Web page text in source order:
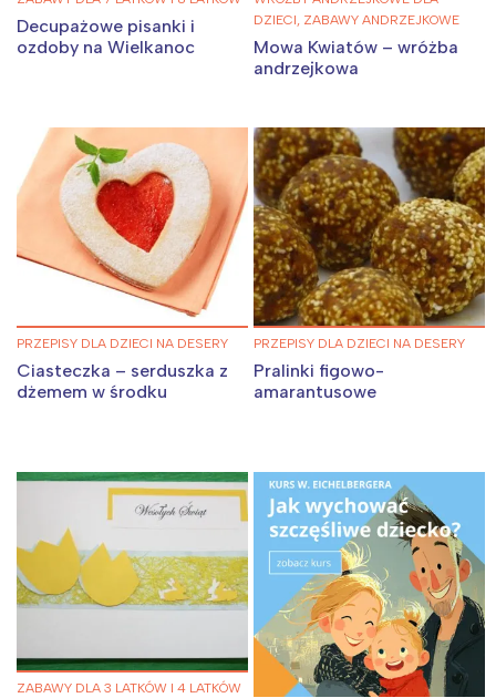
Decupażowe pisanki i
ozdoby na Wielkanoc
DZIECI, ZABAWY ANDRZEJKOWE
Mowa Kwiatów – wróżba
andrzejkowa
PRZEPISY DLA DZIECI NA DESERY
Ciasteczka – serduszka z
dżemem w środku
PRZEPISY DLA DZIECI NA DESERY
Pralinki figowo-
amarantusowe
ZABAWY DLA 3 LATKÓW I 4 LATKÓW
Wrocław
Wszystkie